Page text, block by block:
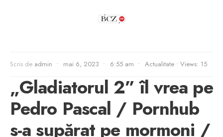
Scris de admin • mai 6, 2023 • 6:55 am • Actualitate • Views: 15
„Gladiatorul 2” îl vrea pe
Pedro Pascal / Pornhub
s-a supărat pe mormoni /